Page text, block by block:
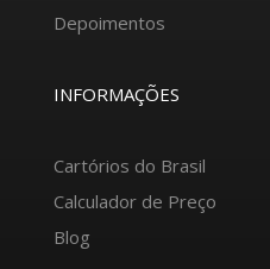
Depoimentos
INFORMAÇÕES
Cartórios do Brasil
Calculador de Preço
Blog